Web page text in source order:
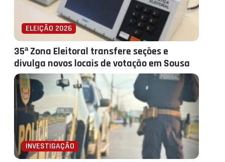
ELEIÇÃO 2026
35ª Zona Eleitoral transfere seções e
divulga novos locais de votação em Sousa
INVESTIGAÇÃO